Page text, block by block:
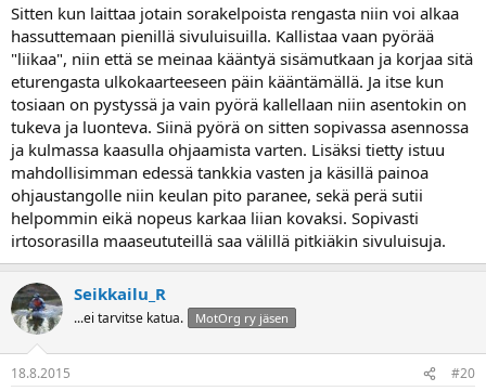
Sitten kun laittaa jotain sorakelpoista rengasta niin voi alkaa
hassuttemaan pienillä sivuluisuilla. Kallistaa vaan pyörää
"liikaa", niin että se meinaa kääntyä sisämutkaan ja korjaa sitä
eturengasta ulkokaarteeseen päin kääntämällä. Ja itse kun
tosiaan on pystyssä ja vain pyörä kallellaan niin asentokin on
tukeva ja luonteva. Siinä pyörä on sitten sopivassa asennossa
ja kulmassa kaasulla ohjaamista varten. Lisäksi tietty istuu
mahdollisimman edessä tankkia vasten ja käsillä painoa
ohjaustangolle niin keulan pito paranee, sekä perä sutii
helpommin eikä nopeus karkaa liian kovaksi. Sopivasti
irtosorasilla maaseututeillä saa välillä pitkiäkin sivuluisuja.
Seikkailu_R
...ei tarvitse katua. MotOrg ry jäsen
18.8.2015 #20